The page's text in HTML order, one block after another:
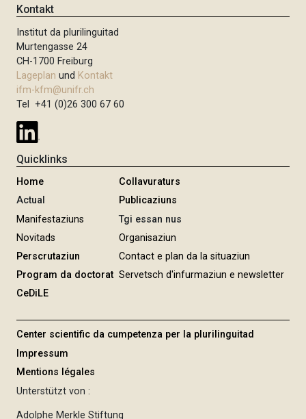
n
n
u
m
m
e
r
i
u
n
g
Kontakt
Institut da plurilinguitad
Murtengasse 24
CH-1700 Freiburg
Lageplan und Kontakt
ifm-kfm@unifr.ch
Tel +41 (0)26 300 67 60
Quicklinks
Home
Actual
Manifestaziuns
Novitads
Perscrutaziun
Program da doctorat
CeDiLE
Collavuraturs
Publicaziuns
Tgi essan nus
Organisaziun
Contact e plan da la situaziun
Servetsch d'infurmaziun e newsletter
Center scientific da cumpetenza per la plurilinguitad
Impressum
Mentions légales
Unterstützt von :
Adolphe Merkle Stiftung